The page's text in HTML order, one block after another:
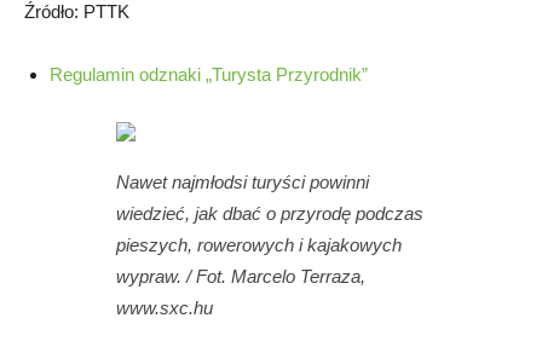
Źródło: PTTK
Regulamin odznaki „Turysta Przyrodnik”
Nawet najmłodsi turyści powinni
wiedzieć, jak dbać o przyrodę podczas
pieszych, rowerowych i kajakowych
wypraw. / Fot. Marcelo Terraza,
www.sxc.hu